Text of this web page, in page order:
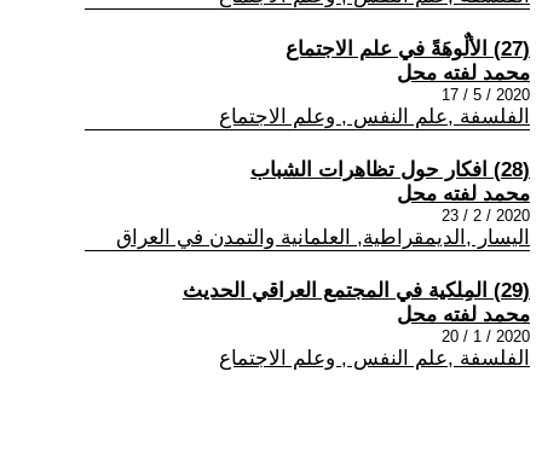
(27) الألٌوهَةً في علم الاجتماع
محمد لفته محل
2020 / 5 / 17
الفلسفة ,علم النفس , وعلم الاجتماع
(28) افكار حول تظاهرات الشباب
محمد لفته محل
2020 / 2 / 23
اليسار ,الديمقراطية, العلمانية والتمدن في العراق
(29) المِلكية في المجتمع العراقي الحديث
محمد لفته محل
2020 / 1 / 20
الفلسفة ,علم النفس , وعلم الاجتماع